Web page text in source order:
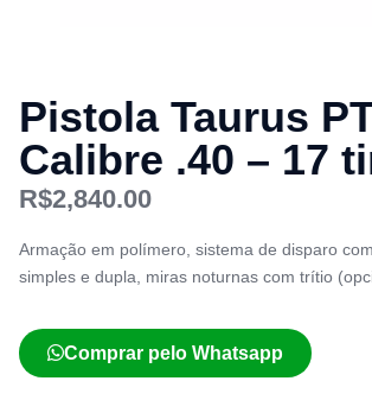
Pistola Taurus
Calibre .40 – 17
R$2,840.00
Armação em polímero, sistema de disparo
simples e dupla, miras noturnas com trítio
Comprar pelo Whatsapp